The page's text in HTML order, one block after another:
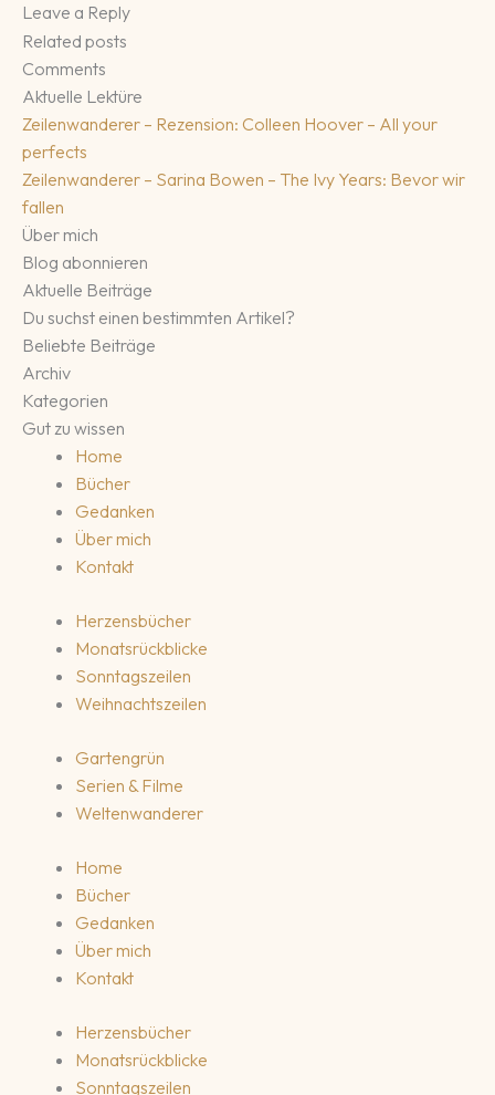
Leave a Reply
Related posts
Comments
Aktuelle Lektüre
Zeilenwanderer – Rezension: Colleen Hoover – All your
perfects
Zeilenwanderer – Sarina Bowen – The Ivy Years: Bevor wir
fallen
Über mich
Blog abonnieren
Aktuelle Beiträge
Du suchst einen bestimmten Artikel?
Beliebte Beiträge
Archiv
Kategorien
Gut zu wissen
Home
Bücher
Gedanken
Über mich
Kontakt
Herzensbücher
Monatsrückblicke
Sonntagszeilen
Weihnachtszeilen
Gartengrün
Serien & Filme
Weltenwanderer
Home
Bücher
Gedanken
Über mich
Kontakt
Herzensbücher
Monatsrückblicke
Sonntagszeilen